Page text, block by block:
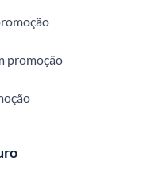
promoção